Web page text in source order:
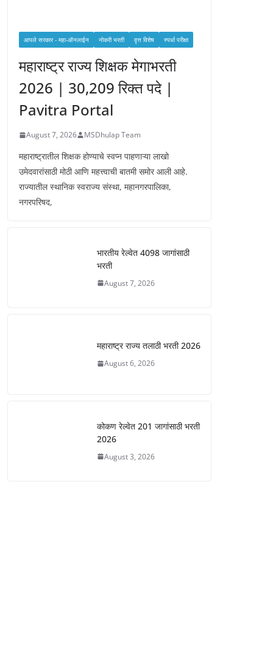
आपले सरकार - महा-ऑनलाईन नोकरी भरती वृत्त विशेष स्पर्धा परीक्षा
महाराष्ट्र राज्य शिक्षक मेगाभरती
2026 | 30,209 रिक्त पदे |
Pavitra Portal
August 7, 2026 MSDhulap Team
महाराष्ट्रातील शिक्षक होण्याचे स्वप्न पाहणाऱ्या लाखो
उमेदवारांसाठी मोठी आणि महत्त्वाची बातमी समोर आली आहे.
राज्यातील स्थानिक स्वराज्य संस्था, महानगरपालिका,
नगरपरिषद,
भारतीय रेल्वेत 4098 जागांसाठी
भरती
August 7, 2026
महाराष्ट्र राज्य तलाठी भरती 2026
August 6, 2026
कोकण रेल्वेत 201 जागांसाठी भरती
2026
August 3, 2026